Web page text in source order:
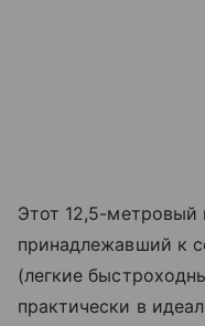
Этот 12,5-метровый
принадлежавший к
(легкие
практически в